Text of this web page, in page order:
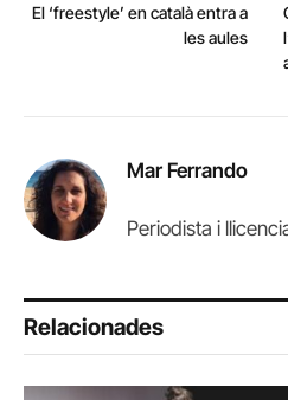
El ‘freestyle’ en català entra a
les aules
Mar Ferrando
Periodista i
Relacionades